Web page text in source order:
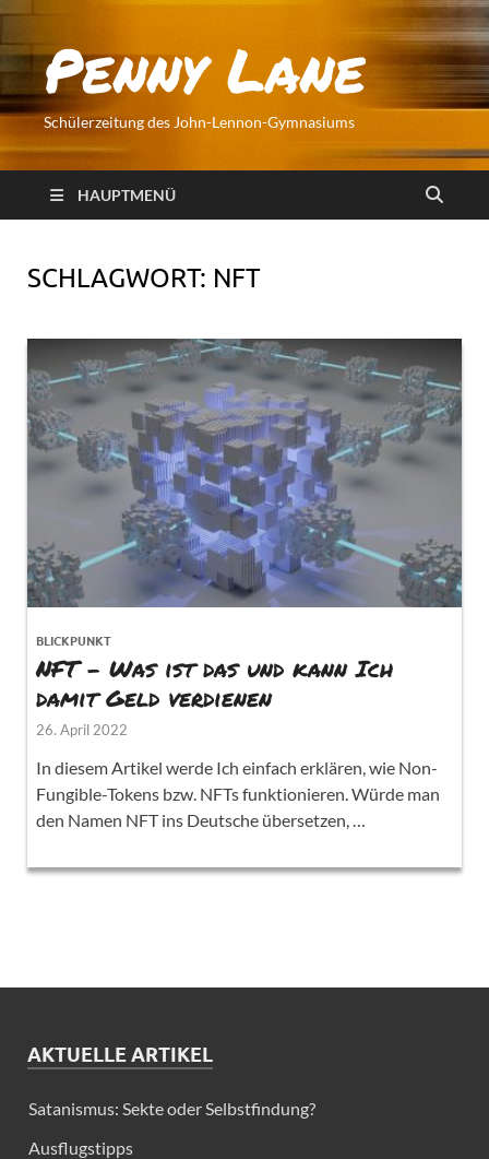
Penny Lane
Schülerzeitung des John-Lennon-Gymnasiums
HAUPTMENÜ
SCHLAGWORT: NFT
BLICKPUNKT
NFT – Was ist das und kann Ich
damit Geld verdienen
26. April 2022
In diesem Artikel werde Ich einfach erklären, wie Non-
Fungible-Tokens bzw. NFTs funktionieren. Würde man
den Namen NFT ins Deutsche übersetzen, …
AKTUELLE ARTIKEL
Satanismus: Sekte oder Selbstfindung?
Ausflugstipps